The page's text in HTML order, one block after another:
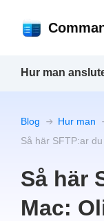
Blog
Hur man
Så här SFTP:ar
Så här
Mac:
Hur man